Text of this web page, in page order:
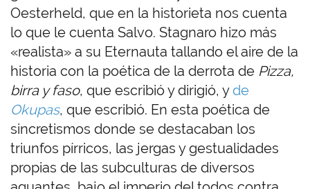
Oesterheld, que en la historieta nos cuenta
lo que le cuenta Salvo. Stagnaro hizo más
«realista» a su Eternauta tallando el aire de la
historia con la poética de la derrota de Pizza,
birra y faso, que escribió y dirigió, yde
Okupas, que escribió. En esta poética de
sincretismos donde se destacaban los
triunfos pírricos, las jergas y gestualidades
propias de las subculturas de diversos